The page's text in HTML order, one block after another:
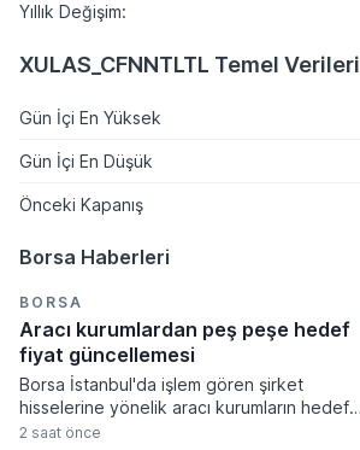
Yıllık Değişim:
XULAS_CFNNTLTL Temel Verileri
Gün İçi En Yüksek
Gün İçi En Düşük
Önceki Kapanış
Borsa Haberleri
BORSA
Aracı kurumlardan peş peşe hedef
fiyat güncellemesi
Borsa İstanbul'da işlem gören şirket
hisselerine yönelik aracı kurumların hedef
fiyat güncellemeleri bugün oldukça yoğun
2 saat önce